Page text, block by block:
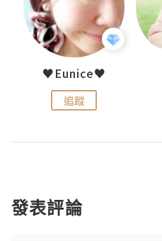
♥Eunice♥
追蹤
發表評論